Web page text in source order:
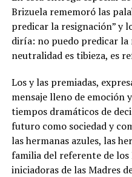
Brizuela rememoró las
predicar la resignación” y
diría: no puedo predicar la
neutralidad es tibieza, es
Los y las premiadas,
mensaje lleno de emoción
tiempos dramáticos de
futuro como sociedad y
las hermanas azules, las
familia del referente de los
iniciadoras de las Madres